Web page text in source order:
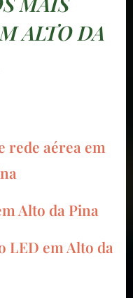
ALTO DA
rede aérea em
Alto da Pina
LED em Alto da